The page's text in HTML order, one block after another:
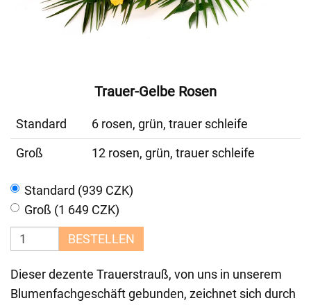
Trauer-Gelbe Rosen
Standard
6 rosen, grün, trauer schleife
Groß
12 rosen, grün, trauer schleife
Standard (939 CZK)
Groß (1 649 CZK)
BESTELLEN
Dieser dezente Trauerstrauß, von uns in unserem
Blumenfachgeschäft gebunden, zeichnet sich durch